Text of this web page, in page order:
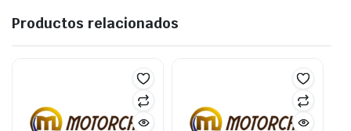
Productos relacionados